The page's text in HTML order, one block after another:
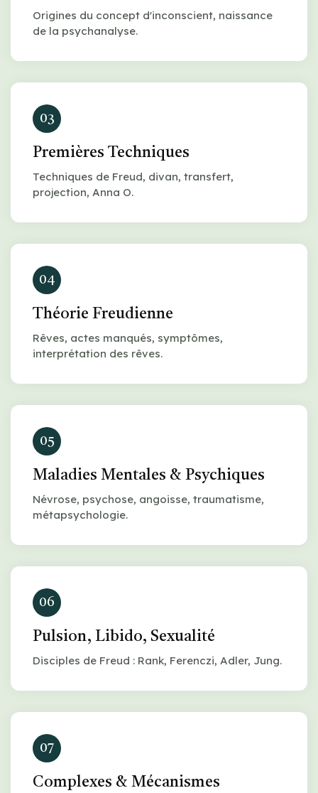
Origines du concept d'inconscient, naissance
de la psychanalyse.
03
Premières Techniques
Techniques de Freud, divan, transfert,
projection, Anna O.
04
Théorie Freudienne
Rêves, actes manqués, symptômes,
interprétation des rêves.
05
Maladies Mentales & Psychiques
Névrose, psychose, angoisse, traumatisme,
métapsychologie.
06
Pulsion, Libido, Sexualité
Disciples de Freud : Rank, Ferenczi, Adler, Jung.
07
Complexes & Mécanismes